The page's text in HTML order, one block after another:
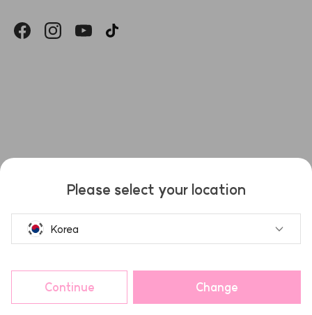
Please select your location
Korea
Continue Change